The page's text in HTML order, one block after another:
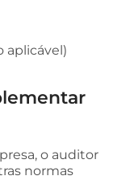
aplicável)
o auditor
normas